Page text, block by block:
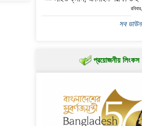
সব
প্রয়োজনীয় লিংকস